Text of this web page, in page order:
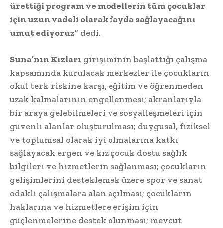
ürettiği program ve modellerin tüm çocuklar
için uzun vadeli olarak fayda sağlayacağını
umut ediyoruz” dedi.
Suna’nın Kızları girişiminin başlattığı çalışma
kapsamında kurulacak merkezler ile çocukların
okul terk riskine karşı, eğitim ve öğrenmeden
uzak kalmalarının engellenmesi; akranlarıyla
bir araya gelebilmeleri ve sosyalleşmeleri için
güvenli alanlar oluşturulması; duygusal, fiziksel
ve toplumsal olarak iyi olmalarına katkı
sağlayacak ergen ve kız çocuk dostu sağlık
bilgileri ve hizmetlerin sağlanması; çocukların
gelişimlerini desteklemek üzere spor ve sanat
odaklı çalışmalara alan açılması; çocukların
haklarına ve hizmetlere erişim için
güçlenmelerine destek olunması; mevcut